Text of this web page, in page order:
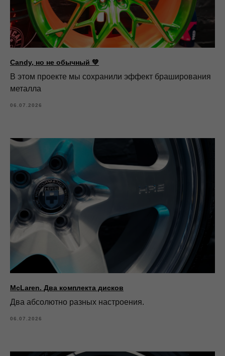
Candy, но не обычный 💚
В этом проекте мы сохранили эффект браширования
металла
06.07.2026
McLaren. Два комплекта дисков
Два абсолютно разных настроения.
06.07.2026